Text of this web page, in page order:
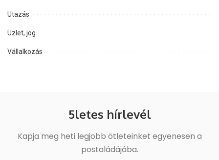
Utazás
Üzlet, jog
Vállalkozás
5letes hírlevél
Kapja meg heti legjobb ötleteinket egyenesen a
postaládájába.